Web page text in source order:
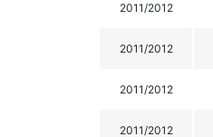
2011/2012
2011/2012
2011/2012
2011/2012